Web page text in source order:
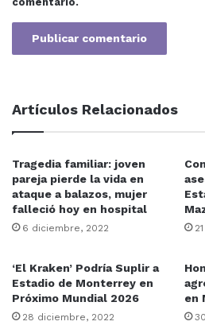
tuvo un crecimiento del 25% ,
pasajeros nacionales que viajan
pasajeros, pues en las dos
tenido el aeropuerto de
Culiacán
Artículos Relacionados
Tragedia familiar: joven
pareja pierde la vida en
ataque a balazos, mujer
falleció hoy en hospital
6 diciembre, 2022
‘El Kraken’ Podría Suplir a
Estadio de Monterrey en
Próximo Mundial 2026
28 diciembre, 2022
en